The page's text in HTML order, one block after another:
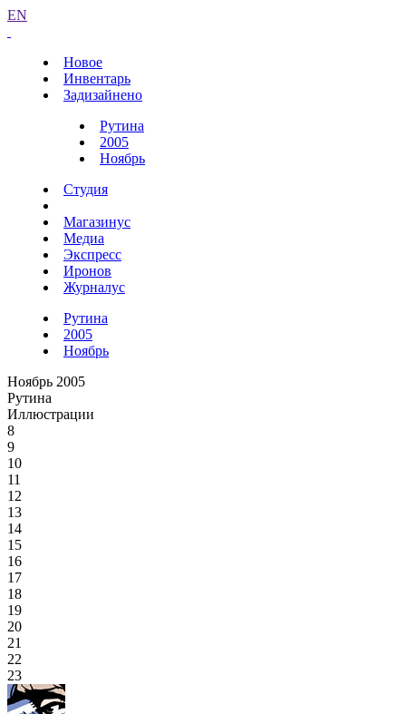
EN
Новое
Инвентарь
Задизайнено
Рутина
2005
Ноябрь
Студия
Магазинус
Медиа
Экспресс
Иронов
Журналус
Рутина
2005
Ноябрь
Ноябрь 2005
Рутина
Иллюстрации
8
9
10
11
12
13
14
15
16
17
18
19
20
21
22
23